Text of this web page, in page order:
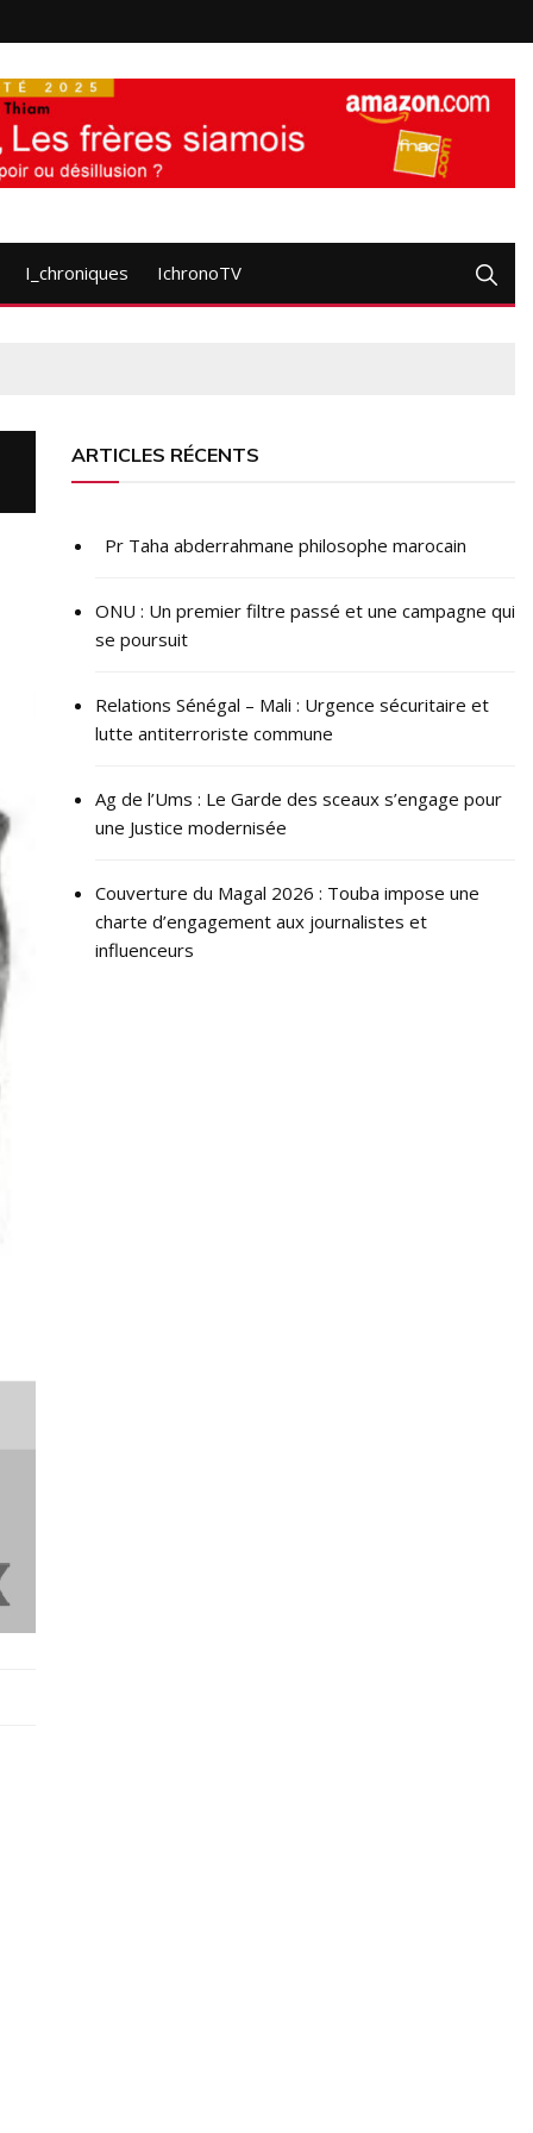
I_chroniques IchronoTV
ARTICLES RÉCENTS
Pr Taha abderrahmane philosophe marocain
ONU : ​Un premier filtre passé et une campagne qui
se poursuit
Relations Sénégal – Mali : Urgence sécuritaire et
lutte antiterroriste commune
Ag de l’Ums : Le Garde des sceaux s’engage pour
une Justice modernisée
Couverture du Magal 2026 : Touba impose une
charte d’engagement aux journalistes et
influenceurs